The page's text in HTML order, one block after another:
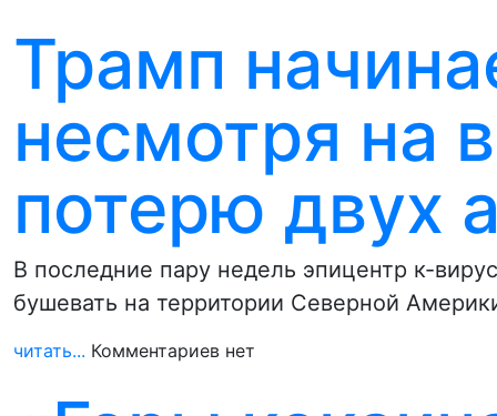
Трамп
несмотря на
потерю двух
В последние пару недель эпицентр к-
бушевать на территории Северной
читать... Комментариев нет